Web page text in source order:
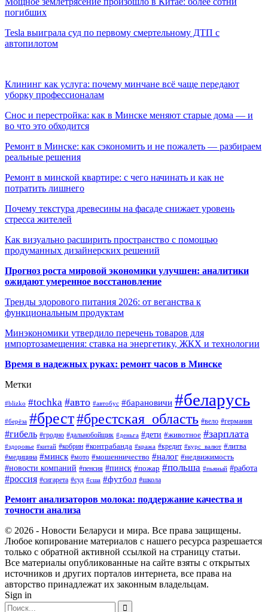
погибших
Tesla выиграла суд по первому смертельному ДТП с
автопилотом
Клининг как услуга: почему минчане всё чаще передают
уборку профессионалам
Снос и перестройка: как в Минске меняют старые дома — и
во что это обходится
Ремонт в Минске: как сэкономить и не пожалеть — разбираем
реальные решения
Ремонт в минской квартире: с чего начинать и как не
потратить лишнего
Почему текстура древесины на фасаде снижает уровень
стресса жителей
Как визуально расширить пространство с помощью
продуманных дизайнерских решений
Прогноз роста мировой экономики улучшен: аналитики
ожидают умеренное восстановление
Тренды здорового питания 2026: от веганства к
функциональным продуктам
Минэкономики утвердило перечень товаров для
импортозамещения: ставка на энергетику, ЖКХ и технологии
Время в надежных руках: ремонт часов в Минске
Метки
#blizko #tochka #авто #автобус #барановичи #беларусь
#берёза #брест#брестская_область #вело #германия
#гибель #гродно #дальнобойщик #деньга #дети #животное #зарплата
#здоровье #китай #кобрин #контрабанда #кража #кредит #курс_валют #литва
#медицина #минск #мото #мошенничество #налог #недвижимость
#новости компаний #пенсия #пинск #пожар #польша #пьяный #работа
#россия #сигарета #суд #сша #футбол #школа
Ремонт анализаторов молока: поддержание качества и
точности анализа
© 2026 - Новости Беларуси и мира. Все права защищены.
Любое копирование материалов с нашего ресурса разрешается
только с обратной активной ссылкой на страницу статьи.
Все материалы опубликованные на сайте взяты с открытых
источников и других порталов интернета, все права на
авторство принадлежат их законным владельцам.
Sign in